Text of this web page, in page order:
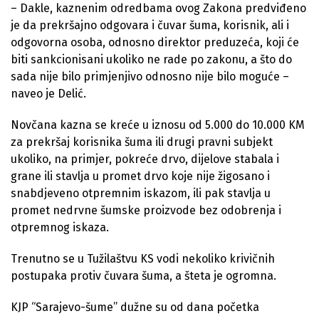
– Dakle, kaznenim odredbama ovog Zakona predviđeno
je da prekršajno odgovara i čuvar šuma, korisnik, ali i
odgovorna osoba, odnosno direktor preduzeća, koji će
biti sankcionisani ukoliko ne rade po zakonu, a što do
sada nije bilo primjenjivo odnosno nije bilo moguće –
naveo je Delić.
Novčana kazna se kreće u iznosu od 5.000 do 10.000 KM
za prekršaj korisnika šuma ili drugi pravni subjekt
ukoliko, na primjer, pokreće drvo, dijelove stabala i
grane ili stavlja u promet drvo koje nije žigosano i
snabdjeveno otpremnim iskazom, ili pak stavlja u
promet nedrvne šumske proizvode bez odobrenja i
otpremnog iskaza.
Trenutno se u Tužilaštvu KS vodi nekoliko krivičnih
postupaka protiv čuvara šuma, a šteta je ogromna.
KJP “Sarajevo-šume” dužne su od dana početka